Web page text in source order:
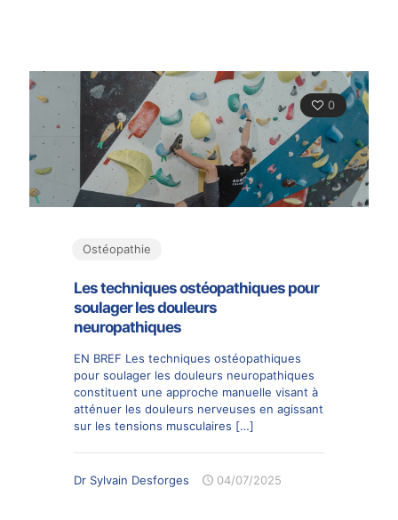
0
Ostéopathie
Les techniques ostéopathiques pour
soulager les douleurs
neuropathiques
EN BREF Les techniques ostéopathiques
pour soulager les douleurs neuropathiques
constituent une approche manuelle visant à
atténuer les douleurs nerveuses en agissant
sur les tensions musculaires […]
Dr Sylvain Desforges 04/07/2025